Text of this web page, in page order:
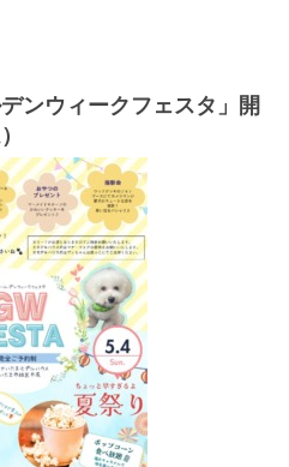
ンウィークフェスタ」開